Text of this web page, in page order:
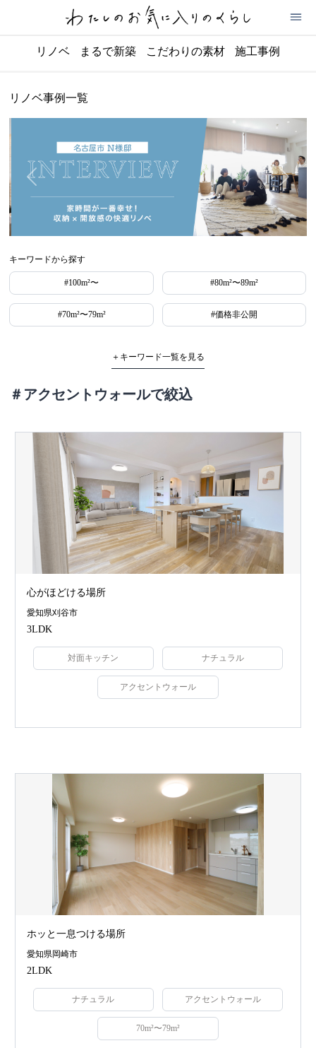
リノベ まるで新築 こだわりの素材 施工事例
リノベ事例一覧
キーワードから探す
#100m²〜 #80m²〜89m²
#70m²〜79m² #価格非公開
＋キーワード一覧を見る
＃アクセントウォールで絞込
心がほどける場所
愛知県刈谷市
3LDK
対面キッチン ナチュラル
アクセントウォール
ホッと一息つける場所
愛知県岡崎市
2LDK
ナチュラル アクセントウォール
70m²〜79m²